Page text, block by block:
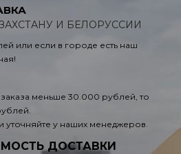
И БЕЛОРУССИИ
или если в городе есть наш
меньше 30.000 рублей, то
уточняйте у наших менеджеров.
ДОСТАВКИ